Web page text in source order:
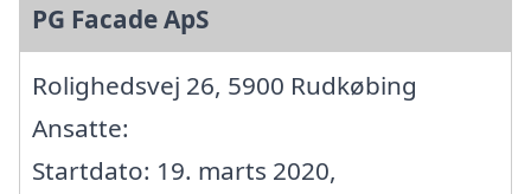
PG Facade ApS
Rolighedsvej 26, 5900 Rudkøbing
Ansatte:
Startdato: 19. marts 2020,